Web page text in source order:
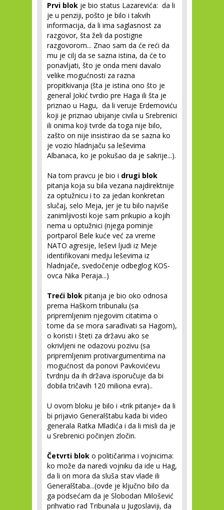
Prvi blok je bio status Lazarevića: da li
je u penziji, pošto je bilo i takvih
informacija, da li ima saglasnost za
razgovor, šta želi da postigne
razgovorom... Znao sam da će reći da
mu je cilj da se sazna istina, da će to
ponavljati, što je onda meni davalo
velike mogućnosti za razna
propitkivanja (šta je istina ono što je
general Jokić tvrdio pre Haga ili šta je
priznao u Hagu, da li veruje Erdemoviću
koji je priznao ubijanje civila u Srebrenici
ili onima koji tvrde da toga nije bilo,
zašto on nije insistirao da se sazna ko
je vozio hladnjaču sa leševima
Albanaca, ko je pokušao da je sakrije...).
Na tom pravcu je bio i drugi blok
pitanja koja su bila vezana najdirektnije
za optužnicu i to za jedan konkretan
slučaj, selo Meja, jer je tu bilo najviše
zanimljivosti koje sam prikupio a kojih
nema u optužnici (njega pominje
portparol Bele kuće već za vreme
NATO agresije, leševi ljudi iz Meje
identifikovani medju leševima iz
hladnjače, svedočenje odbeglog KOS-
ovca Nika Peraja...)
Treći blok pitanja je bio oko odnosa
prema Haškom tribunalu (sa
pripremljenim njegovim citatima o
tome da se mora sarađivati sa Hagom),
o koristi i šteti za državu ako se
okrivljeni ne odazovu pozivu (sa
pripremljenim protivargumentima na
mogućnost da ponovi Pavkovićevu
tvrdnju da ih država isporučuje da bi
dobila tričavih 120 miliona evra)..
U ovom bloku je bilo i «trik pitanje» da li
bi prijavio Generalštabu kada bi video
generala Ratka Mladića i da li misli da je
u Srebrenici počinjen zločin.
Četvrti blok o političarima i vojnicima:
ko može da naredi vojniku da ide u Hag,
da li on mora da sluša stav vlade ili
Generalštaba...(ovde je ključno bilo da
ga podsećam da je Slobodan Milošević
prihvatio rad Tribunala u Jugoslaviji, da